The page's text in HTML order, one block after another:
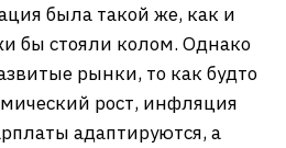
была такой же, как и
бы стояли колом. Однако
рынки, то как будто
рост, инфляция
адаптируются, а